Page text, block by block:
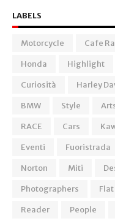
LABELS
Motorcycle Cafe
Honda
Highlight
Curiosità
Harley
BMW
Style
RACE
Cars
Eventi
Fuoristrada
Norton
Miti
Photographers
Reader
People